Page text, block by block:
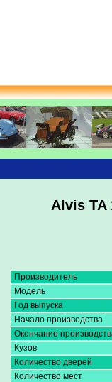
Alvis TA
Производитель
Модель
Год выпуска
Начало производства
Окончание
Кузов
Количество дверей
Количество мест